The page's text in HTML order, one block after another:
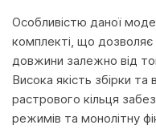
Особливістю даної
комплекті, що дозволяє
довжини залежно від
Висока якість збірки
растрового кільця
режимів та монолітну